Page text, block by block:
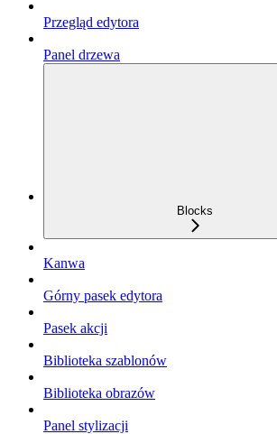
Przegląd edytora
Panel drzewa
Blocks
Kanwa
Górny pasek edytora
Pasek akcji
Biblioteka szablonów
Biblioteka obrazów
Panel stylizacji